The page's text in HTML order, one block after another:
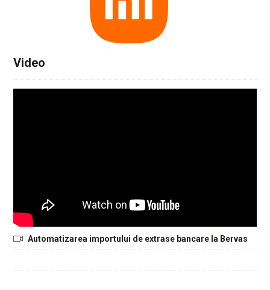
Video
Automatizarea importului de extrase bancare la Bervas